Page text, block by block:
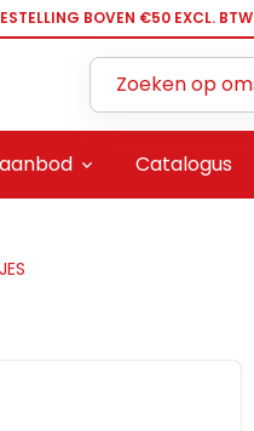
BOVEN €50 EXCL. BTW
Catalogus